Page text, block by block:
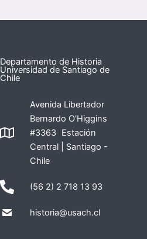
Departamento de Historia
Universidad de Santiago de
Chile
Avenida Libertador
Bernardo O'Higgins
#3363 Estación
Central | Santiago -
Chile
(56 2) 2 718 13 93
historia@usach.cl